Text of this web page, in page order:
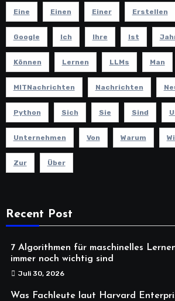
Eine Einen Einer Erstellen
Google Ich Ihre Ist
Können Lernen LLMs Man
MITNachrichten Nachrichten
Python Sich Sie Sind
Unternehmen Von Warum
Zur Über
Recent Post
7 Algorithmen für maschinelles
immer noch wichtig sind
Juli 30, 2026
Was Fachleute laut Harvard